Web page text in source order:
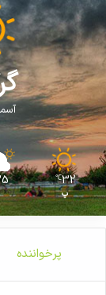
32
℃
پ
پرخواننده